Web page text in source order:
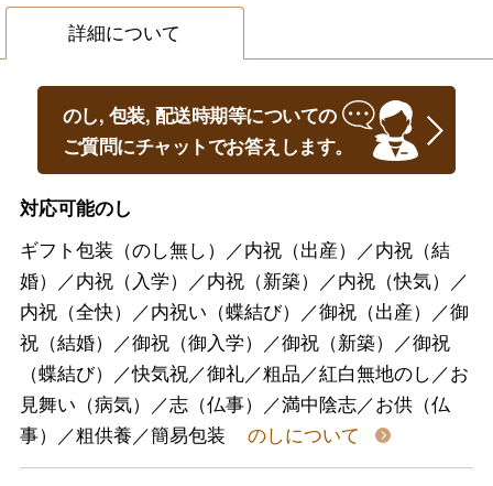
詳細について
のし, 包装, 配送時期等についての
ご質問にチャットでお答えします。
対応可能のし
ギフト包装（のし無し）／内祝（出産）／内祝（結
婚）／内祝（入学）／内祝（新築）／内祝（快気）／
内祝（全快）／内祝い（蝶結び）／御祝（出産）／御
祝（結婚）／御祝（御入学）／御祝（新築）／御祝
（蝶結び）／快気祝／御礼／粗品／紅白無地のし／お
見舞い（病気）／志（仏事）／満中陰志／お供（仏
事）／粗供養／簡易包装
のしについて